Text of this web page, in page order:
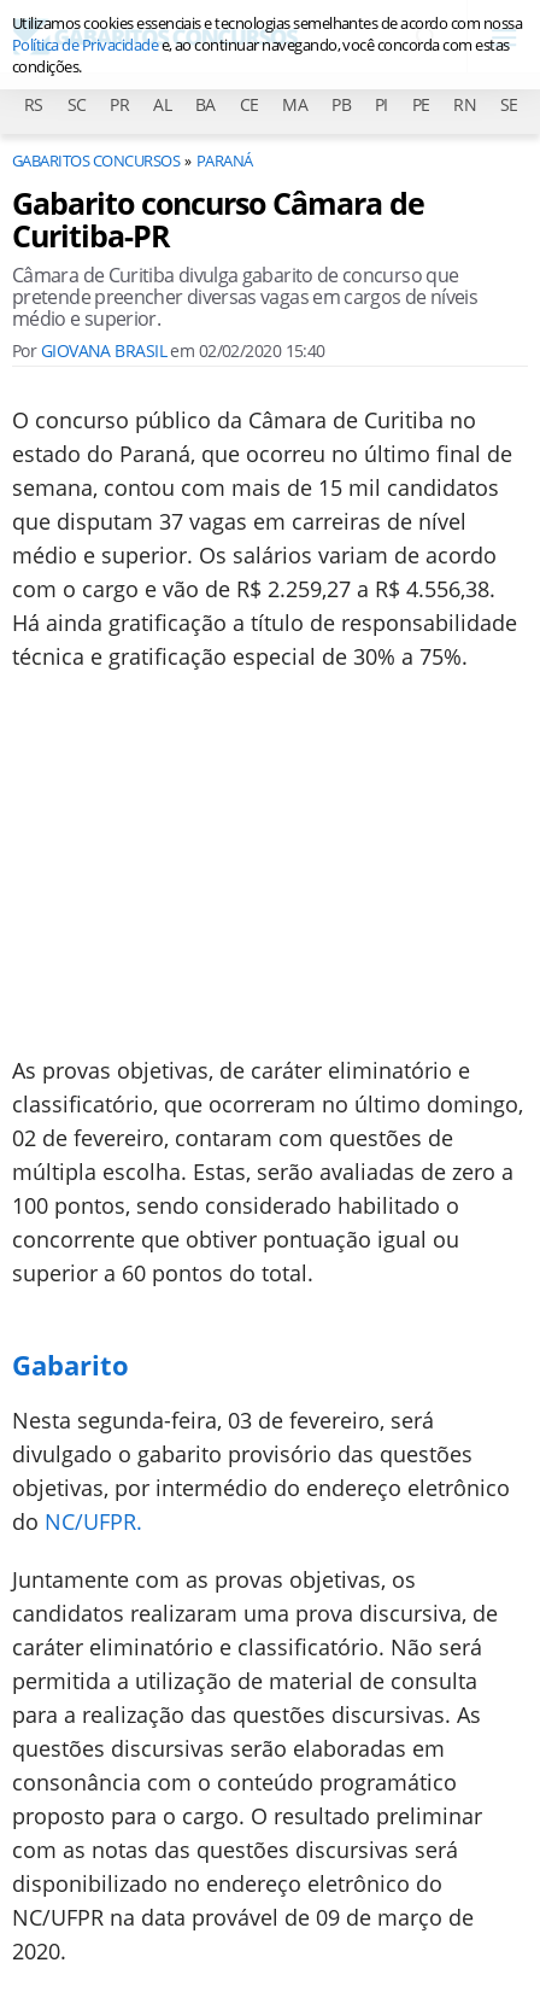
RS SC PR AL BA CE MA PB PI PE RN SE
GABARITOS CONCURSOS PARANÁ
Gabarito concurso Câmara de
Curitiba-PR
Câmara de Curitiba divulga gabarito de concurso que
pretende preencher diversas vagas em cargos de níveis
médio e superior.
PorGIOVANA BRASILem 02/02/2020 15:40
O concurso público da Câmara de Curitiba no
estado do Paraná, que ocorreu no último final de
semana, contou com mais de 15 mil candidatos
que disputam 37 vagas em carreiras de nível
médio e superior. Os salários variam de acordo
com o cargo e vão de R$ 2.259,27 a R$ 4.556,38.
Há ainda gratificação a título de responsabilidade
técnica e gratificação especial de 30% a 75%.
As provas objetivas, de caráter eliminatório e
classificatório, que ocorreram no último domingo,
02 de fevereiro, contaram com questões de
múltipla escolha. Estas, serão avaliadas de zero a
100 pontos, sendo considerado habilitado o
concorrente que obtiver pontuação igual ou
superior a 60 pontos do total.
Gabarito
Nesta segunda-feira, 03 de fevereiro, será
divulgado o gabarito provisório das questões
objetivas, por intermédio do endereço eletrônico
do NC/UFPR.
Juntamente com as provas objetivas, os
candidatos realizaram uma prova discursiva, de
caráter eliminatório e classificatório. Não será
permitida a utilização de material de consulta
para a realização das questões discursivas. As
questões discursivas serão elaboradas em
consonância com o conteúdo programático
proposto para o cargo. O resultado preliminar
com as notas das questões discursivas será
disponibilizado no endereço eletrônico do
NC/UFPR na data provável de 09 de março de
2020.
Utilizamos cookies essenciais e tecnologias semelhantes de acordo com nossa
Política de Privacidadee, ao continuar navegando, você concorda com estas
condições.